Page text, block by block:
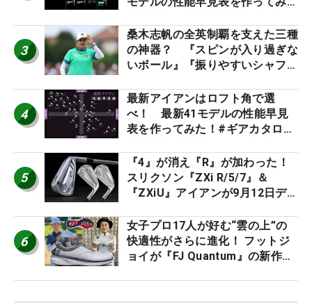
3
桑木志帆の全英制覇を支えた三種
の神器？ 『スピンが入り過ぎな
いボール』『振りやすいシャフ
ー』 #女子プロセッティング
4
最新アイアンはロフト角で選
べ！ 最新41モデルの性能早見
表を作ってみた！#ギアカタログ
5
『4』が消え『R』が加わった！
スリクソン『ZXi R/5/7』＆
『ZXiU』アイアンが9月12日デ
6
女子プロ17人が好む“雲の上”の
快適性がさらに進化！ フットジ
ョイが『FJ Quantum』の新作を